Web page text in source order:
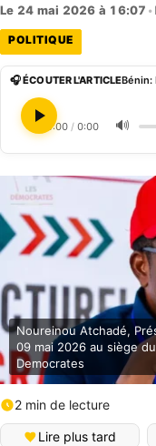
Le 24 mai 2026 à 16:07 •
POLITIQUE
🎧 ÉCOUTER L'ARTICLE
0:00 / 0:00 🔊
Noureinou Atchadé,
09 mai 2026 au siège
Democrates
2 min de lecture
Lire plus tard